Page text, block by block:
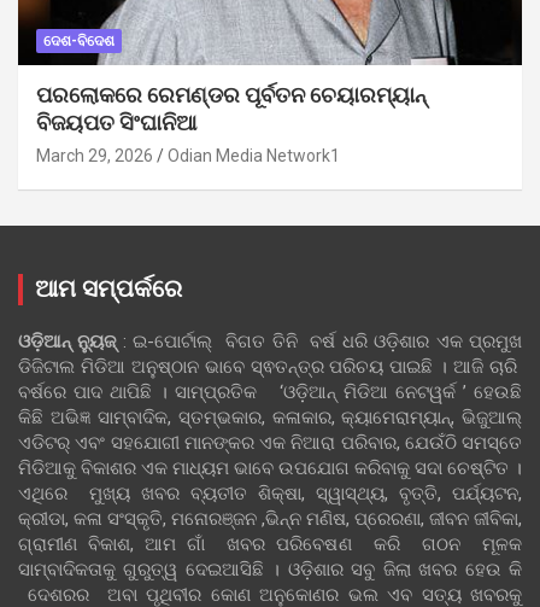
ଦେଶ-ବିଦେଶ
ପରଲୋକରେ ରେମଣ୍ଡର ପୂର୍ବତନ ଚେୟାରମ୍ୟାନ୍
ବିଜୟପତ ସିଂଘାନିଆ
March 29, 2026 Odian Media Network1
ଆମ ସମ୍ପର୍କରେ
ଓଡ଼ିଆନ୍‍ ନ୍ୟୁଜ୍‍: ଇ-ପୋର୍ଟାଲ୍ ବିଗତ ତିନି ବର୍ଷ ଧରି ଓଡ଼ିଶାର ଏକ ପ୍ରମୁଖ
ଡିଜିଟାଲ ମିଡିଆ ଅନୁଷ୍ଠାନ ଭାବେ ସ୍ଵତନ୍ତ୍ର ପରିଚୟ ପାଇଛି । ଆଜି ଚାରି
ବର୍ଷରେ ପାଦ ଥାପିଛି । ସାମ୍ପ୍ରତିକ ‘ଓଡ଼ିଆନ୍‍ ମିଡିଆ ନେଟୱର୍କ ’ ହେଉଛି
କିଛି ଅଭିଜ୍ଞ ସାମ୍ବାଦିକ, ସ୍ତମ୍ଭକାର, କଳାକାର, କ୍ୟାମେରାମ୍ୟାନ୍, ଭିଜୁଆଲ୍
ଏଡିଟର୍ ଏବଂ ସହଯୋଗୀ ମାନଙ୍କର ଏକ ନିଆରା ପରିବାର, ଯେଉଁଠି ସମସ୍ତେ
ମିଡିଆକୁ ବିକାଶର ଏକ ମାଧ୍ୟମ ଭାବେ ଉପଯୋଗ କରିବାକୁ ସଦା ଚେଷ୍ଟିତ ।
ଏଥିରେ ମୁଖ୍ୟ ଖବର ବ୍ୟତୀତ ଶିକ୍ଷା, ସ୍ୱାସ୍ଥ୍ୟ, ବୃତ୍ତି, ପର୍ଯ୍ୟଟନ,
କ୍ରୀଡା, କଳା ସଂସ୍କୃତି, ମନୋରଞ୍ଜନ ,ଭିନ୍ନ ମଣିଷ, ପ୍ରେରଣା, ଜୀବନ ଜୀବିକା,
ଗ୍ରାମୀଣ ବିକାଶ, ଆମ ଗାଁ ଖବର ପରିବେଷଣ କରି ଗଠନ ମୂଳକ
ସାମ୍ବାଦିକତାକୁ ଗୁରୁତ୍ୱ ଦେଇଆସିଛି । ଓଡ଼ିଶାର ସବୁ ଜିଲା ଖବର ହେଉ କି
ଦେଶରର ଅବା ପୃଥିବୀର କୋଣ ଅନୁକୋଣର ଭଲ ଏବ ସତ୍ୟ ଖବରକୁ